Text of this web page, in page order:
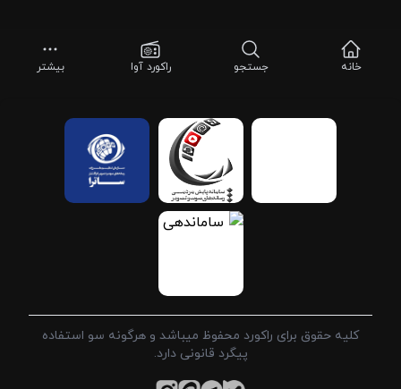
خانه جستجو راکورد آوا بیشتر
کلیه حقوق برای راکورد محفوظ میباشد و هرگونه سو استفاده
پیگرد قانونی دارد.